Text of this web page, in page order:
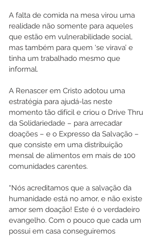
A falta de comida na mesa virou uma
realidade não somente para aqueles
que estão em vulnerabilidade social,
mas também para quem ‘se virava’ e
tinha um trabalhado mesmo que
informal.
A Renascer em Cristo adotou uma
estratégia para ajudá-las neste
momento tão difícil e criou o Drive Thru
da Solidariedade – para arrecadar
doações – e o Expresso da Salvação –
que consiste em uma distribuição
mensal de alimentos em mais de 100
comunidades carentes.
“Nós acreditamos que a salvação da
humanidade está no amor, e não existe
amor sem doação! Este é o verdadeiro
evangelho. Com o pouco que cada um
possui em casa conseguiremos